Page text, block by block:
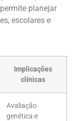
planejar
escolares e
Implicações
clínicas
Avaliação
genética e